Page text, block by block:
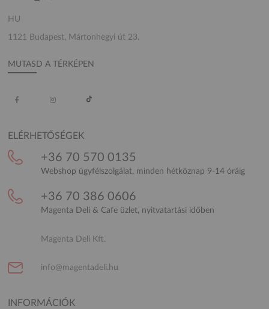
HU
1121 Budapest, Mártonhegyi út 23.
MUTASD A TÉRKÉPEN
ELÉRHETŐSÉGEK
+36 70 570 0135
Webshop ügyfélszolgálat, minden hétköznap 9-14 óráig
+36 70 386 0606
Magenta Deli & Cafe üzlet, nyitvatartási időben
Magenta Deli Kft.
info@magentadeli.hu
INFORMÁCIÓK